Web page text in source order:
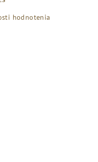
hodnotenia